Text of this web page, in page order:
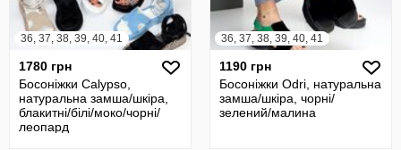
36, 37, 38, 39, 40, 41
1780 грн
Босоніжки Calypso,
натуральна замша/шкіра,
блакитні/білі/моко/чорні/
леопард
36, 37, 38, 39, 40, 41
1190 грн
Босоніжки Odri, натуральна
замша/шкіра, чорні/
зелений/малина